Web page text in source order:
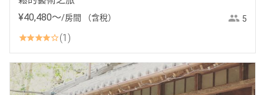
¥40,480〜/房間 （含稅） 5
1